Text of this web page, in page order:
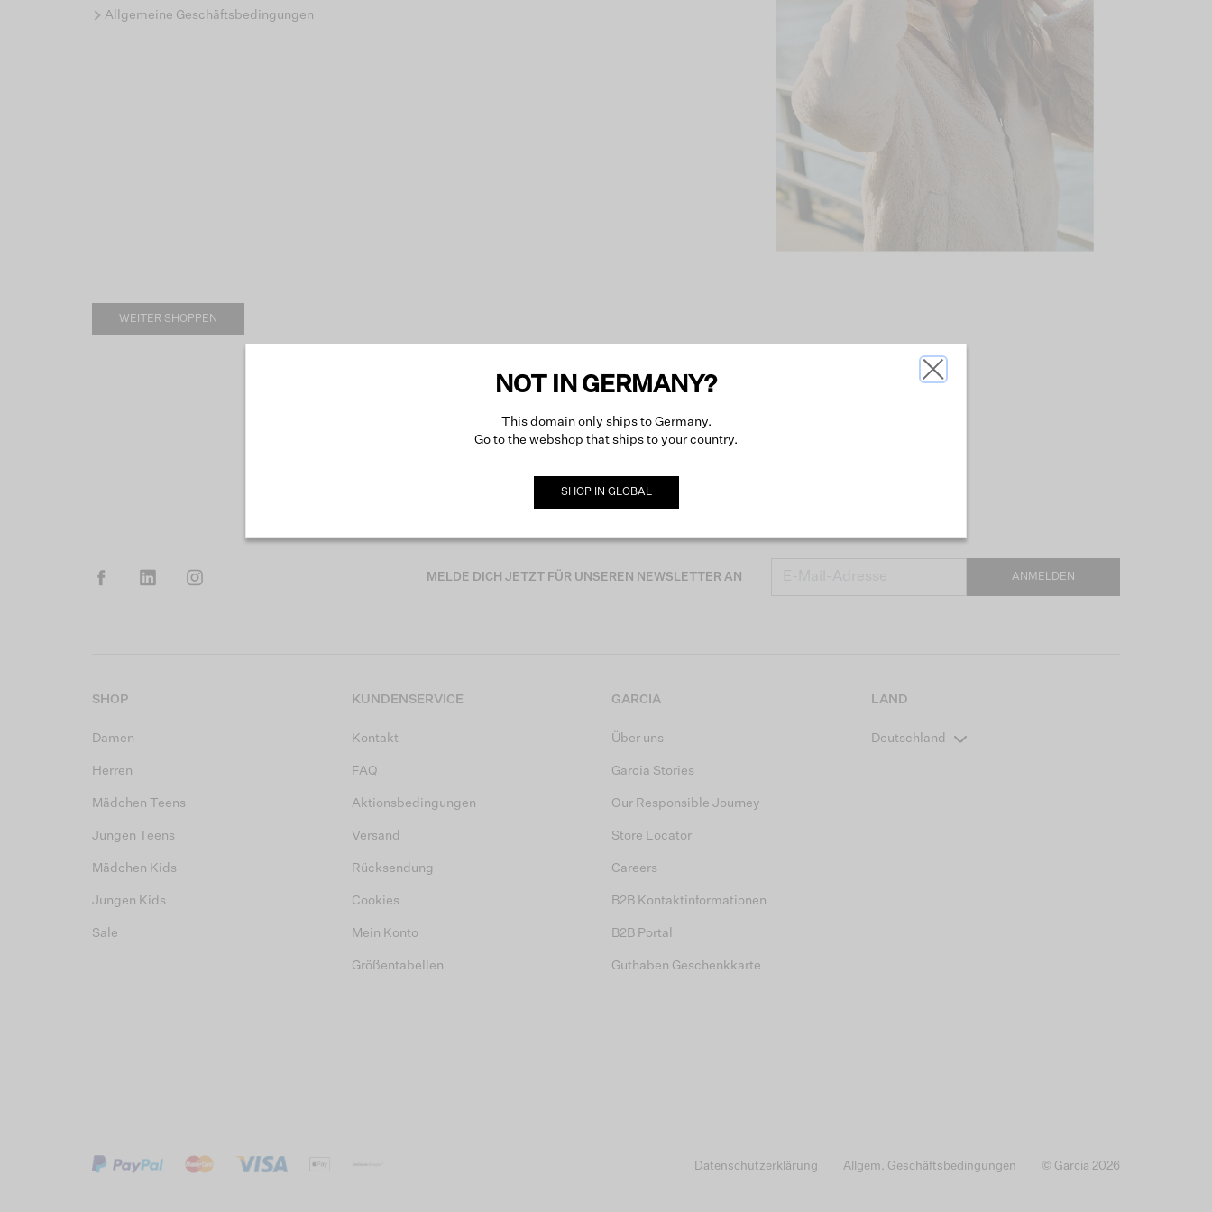
Allgemeine Geschäftsbedingungen
WEITER SHOPPEN
MELDE DICH JETZT FÜR UNSEREN NEWSLETTER AN ANMELDEN
SHOP
Damen
Herren
Mädchen Teens
Jungen Teens
Mädchen Kids
Jungen Kids
Sale
KUNDENSERVICE
Kontakt
FAQ
Aktionsbedingungen
Versand
Rücksendung
Cookies
Mein Konto
Größentabellen
GARCIA
Über uns
Garcia Stories
Our Responsible Journey
Store Locator
Careers
B2B Kontaktinformationen
B2B Portal
Guthaben Geschenkkarte
LAND
Deutschland
Datenschutzerklärung Allgem. Geschäftsbedingungen © Garcia 2026
NOT IN GERMANY?
This domain only ships to Germany.
Go to the webshop that ships to your country.
SHOP IN GLOBAL